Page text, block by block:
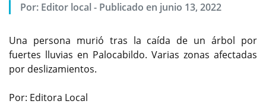
Por: Editor local - Publicado en junio 13, 2022
Una persona murió tras la caída de un árbol por
fuertes lluvias en Palocabildo. Varias zonas afectadas
por deslizamientos.
Por: Editora Local